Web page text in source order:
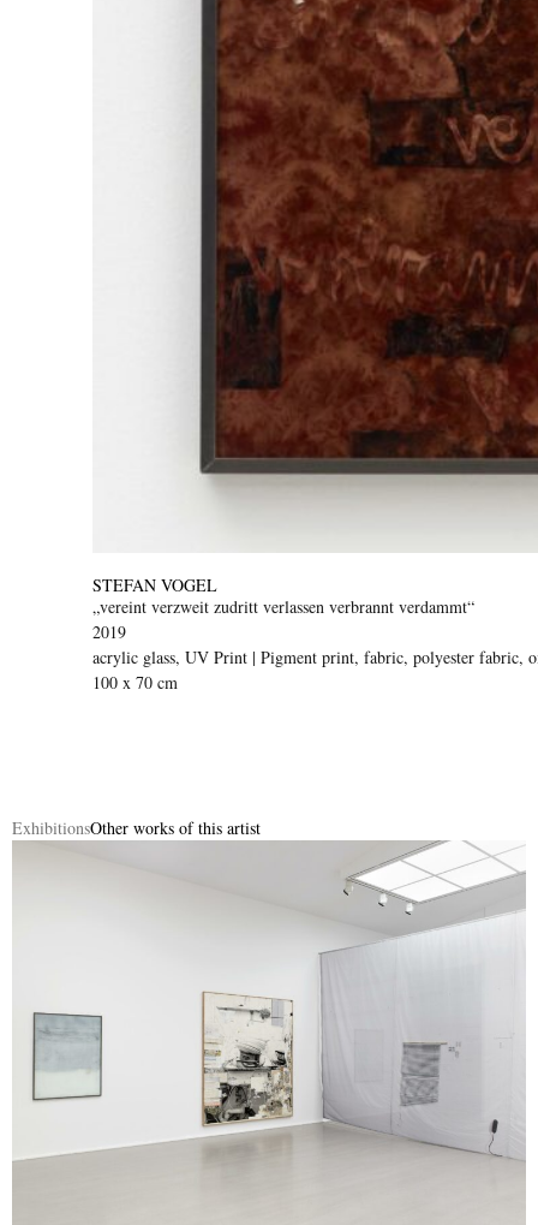
STEFAN VOGEL
„vereint verzweit zudritt verlassen verbrannt verdammt“
2019
acrylic glass, UV Print | Pigment print, fabric, polyester fabric,
100 x 70 cm
ExhibitionsOther works of this artist